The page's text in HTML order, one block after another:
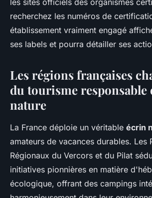
les sites officiels des organismes
recherchez les numéros de
établissement vraiment engagé
ses labels et pourra détailler ses
Les régions françaises
du tourisme responsable
nature
La France déploie un véritable écrin
amateurs de vacances durables. Les
Régionaux du Vercors et du Pilat
initiatives pionnières en matière
écologique, offrant des campings